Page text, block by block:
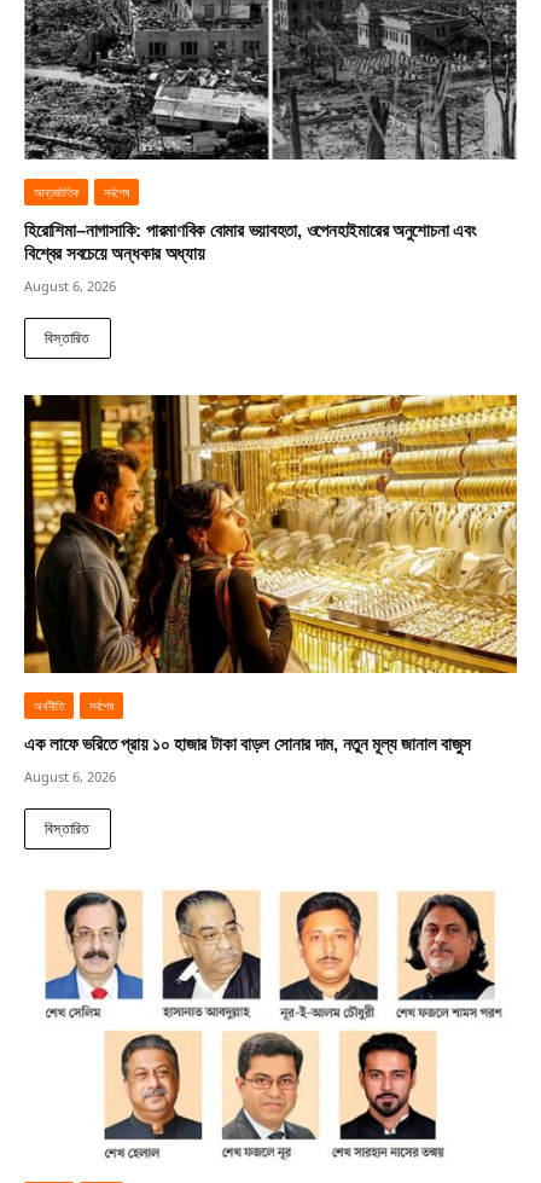
আন্তর্জাতিক সর্বশেষ
হিরোশিমা–নাগাসাকি: পারমাণবিক বোমার ভয়াবহতা, ওপেনহাইমারের অনুশোচনা এবং
বিশ্বের সবচেয়ে অন্ধকার অধ্যায়
August 6, 2026
বিস্তারিত
অর্থনীতি সর্বশেষ
এক লাফে ভরিতে প্রায় ১০ হাজার টাকা বাড়ল সোনার দাম, নতুন মূল্য জানাল বাজুস
August 6, 2026
বিস্তারিত